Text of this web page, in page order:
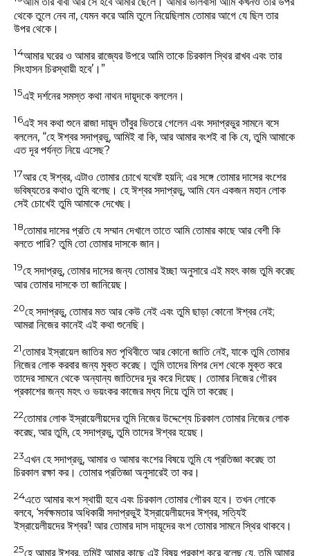
থেকে তুলে নেব না, যেমন করে আমি তুলে নিয়েছিলাম তোমার আগে যে ছিল তার
উপর থেকে।
14আমার ঘরের ও আমার রাজ্যের উপরে আমি তাকে চিরকাল স্থির রাখব এবং তার
সিংহাসন চিরস্থায়ী হবে’।”
15এই দর্শনের সমস্ত কথা নাথন দায়ূদকে বললেন।
16এই সব কথা শুনে রাজা দায়ূদ তাঁবুর ভিতরে গেলেন এবং সদাপ্রভুর সামনে বসে
বললেন, “হে ঈশ্বর সদাপ্রভু, আমিই বা কি, আর আমার বংশই বা কি যে, তুমি আমাকে
এত দূর পর্যন্ত নিয়ে এসেছ?
17আর হে ঈশ্বর, এটাও তোমার চোখে যথেষ্ট হয়নি; এর সঙ্গে তোমার দাসের বংশের
ভবিষ্যতের কথাও তুমি বলেছ। হে ঈশ্বর সদাপ্রভু, আমি যেন একজন মহান লোক
সেই চোখেই তুমি আমাকে দেখেছ।
18তোমার দাসের প্রতি যে সম্মান দেখালে তাতে আমি তোমার কাছে আর বেশী কি
বলতে পারি? তুমি তো তোমার দাসকে জান।
19হে সদাপ্রভু, তোমার দাসের জন্য তোমার ইচ্ছা অনুসারে এই মহৎ কাজ তুমি করেছ
আর তোমার দাসকে তা জানিয়েছ।
20হে সদাপ্রভু, তোমার মত আর কেউ নেই এবং তুমি ছাড়া কোনো ঈশ্বর নেই;
আমরা নিজের কানেই এই কথা শুনেছি।
21তোমার ইস্রায়েল জাতির মত পৃথিবীতে আর কোনো জাতি নেই, যাকে তুমি তোমার
নিজের লোক করবার জন্য মুক্ত করেছ। তুমি তাদের মিশর দেশ থেকে মুক্ত করে
তাদের সামনে থেকে অন্যান্য জাতিদের দূর করে দিয়েছ। তোমার নিজের গৌরব
প্রকাশের জন্য মহৎ ও ভয়ংকর কাজের মধ্য দিয়ে তুমি তা করেছ।
22তোমার লোক ইস্রায়েলীয়দের তুমি নিজের উদ্দেশ্যে চিরকাল তোমার নিজের লোক
করেছ, আর তুমি, হে সদাপ্রভু, তুমি তাদের ঈশ্বর হয়েছ।
23এখন হে সদাপ্রভু, আমার ও আমার বংশের বিষয়ে তুমি যে প্রতিজ্ঞা করেছ তা
চিরকাল রক্ষা কর। তোমার প্রতিজ্ঞা অনুসারেই তা কর।
24এতে আমার বংশ স্থায়ী হবে এবং চিরকাল তোমার গৌরব হবে। তখন লোকে
বলবে, ‘সর্বক্ষমতার অধিকারী সদাপ্রভুই ইস্রায়েলীয়দের ঈশ্বর, সত্যিই
ইস্রায়েলীয়দের ঈশ্বর’! আর তোমার দাস দায়ূদের বংশ তোমার সামনে স্থির থাকবে।
25